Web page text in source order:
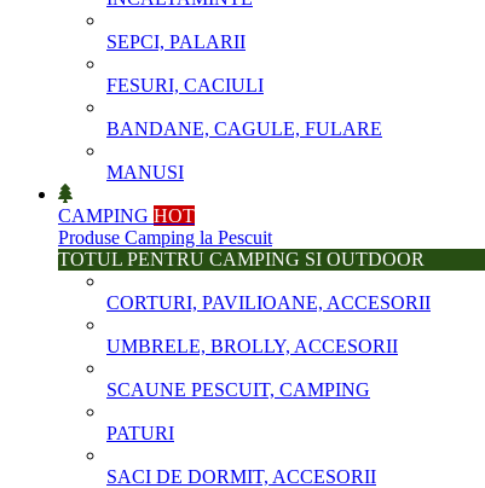
SEPCI, PALARII
FESURI, CACIULI
BANDANE, CAGULE, FULARE
MANUSI
CAMPING HOT
Produse Camping la Pescuit
TOTUL PENTRU CAMPING SI OUTDOOR
CORTURI, PAVILIOANE, ACCESORII
UMBRELE, BROLLY, ACCESORII
SCAUNE PESCUIT, CAMPING
PATURI
SACI DE DORMIT, ACCESORII